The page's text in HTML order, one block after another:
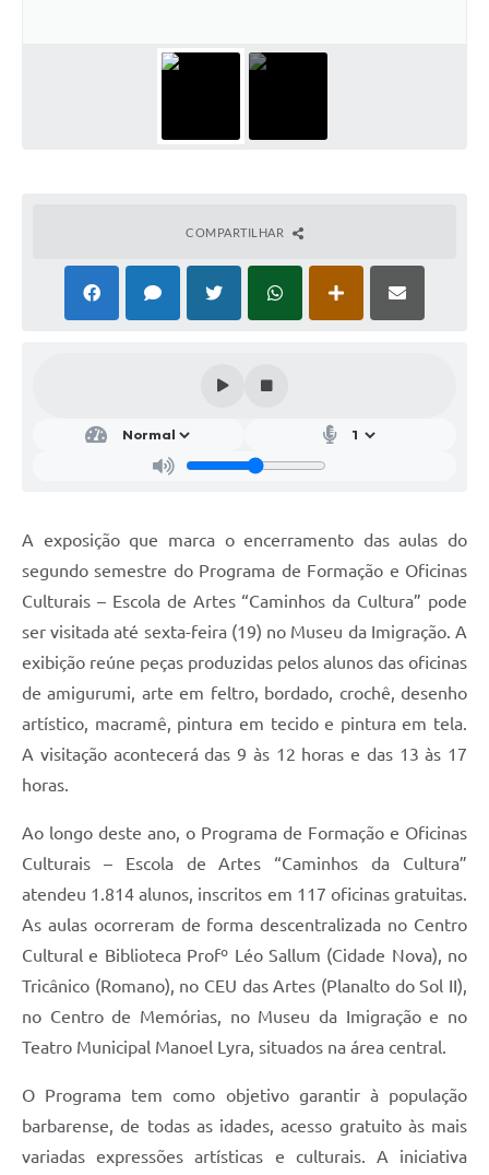
Contato
Plano Municipal de Segurança Pública
Plano de Contratações Anuais
COMPARTILHAR
A exposição que marca o encerramento das aulas do
segundo semestre do Programa de Formação e Oficinas
Culturais – Escola de Artes “Caminhos da Cultura” pode
ser visitada até sexta-feira (19) no Museu da Imigração. A
exibição reúne peças produzidas pelos alunos das oficinas
de amigurumi, arte em feltro, bordado, crochê, desenho
artístico, macramê, pintura em tecido e pintura em tela.
A visitação acontecerá das 9 às 12 horas e das 13 às 17
horas.
Ao longo deste ano, o Programa de Formação e Oficinas
Culturais – Escola de Artes “Caminhos da Cultura”
atendeu 1.814 alunos, inscritos em 117 oficinas gratuitas.
As aulas ocorreram de forma descentralizada no Centro
Cultural e Biblioteca Profº Léo Sallum (Cidade Nova), no
Tricânico (Romano), no CEU das Artes (Planalto do Sol II),
no Centro de Memórias, no Museu da Imigração e no
Teatro Municipal Manoel Lyra, situados na área central.
O Programa tem como objetivo garantir à população
barbarense, de todas as idades, acesso gratuito às mais
variadas expressões artísticas e culturais. A iniciativa